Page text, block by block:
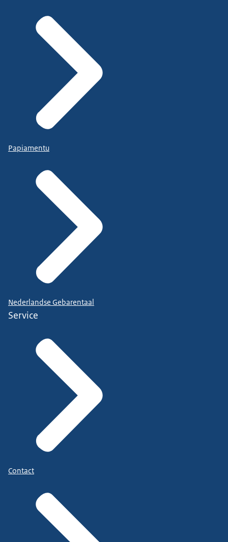
Papiamentu
Nederlandse Gebarentaal
Service
Contact